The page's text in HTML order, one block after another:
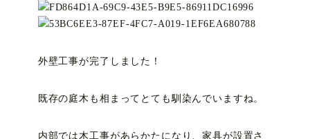
外壁工事が完了しました！
既存の庭木も相まってとても馴染んでいますね。
内部では木工事があらかたになり、家具が設置さ